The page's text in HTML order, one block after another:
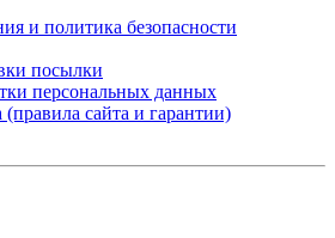
и политика безопасности
посылки
персональных данных
(правила сайта и гарантии)